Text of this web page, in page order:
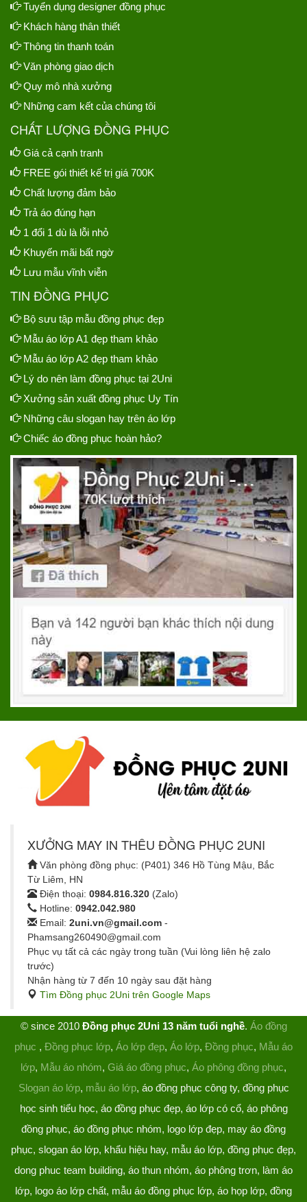
Tuyển dụng designer đồng phục
Khách hàng thân thiết
Thông tin thanh toán
Văn phòng giao dịch
Quy mô nhà xưởng
Những cam kết của chúng tôi
CHẤT LƯỢNG ĐỒNG PHỤC
Giá cả cạnh tranh
FREE gói thiết kế trị giá 700K
Chất lượng đảm bảo
Trả áo đúng hạn
1 đổi 1 dù là lỗi nhỏ
Khuyến mãi bất ngờ
Lưu mẫu vĩnh viễn
TIN ĐỒNG PHỤC
Bộ sưu tập mẫu đồng phục đẹp
Mẫu áo lớp A1 đẹp tham khảo
Mẫu áo lớp A2 đẹp tham khảo
Lý do nên làm đồng phục tại 2Uni
Xưởng sản xuất đồng phục Uy Tín
Những câu slogan hay trên áo lớp
Chiếc áo đồng phục hoàn hảo?
XƯỞNG MAY IN THÊU ĐỒNG PHỤC 2UNI
Văn phòng đồng phục: (P401) 346 Hồ Tùng Mậu, Bắc
Từ Liêm, HN
Điện thoại: 0984.816.320 (Zalo)
Hotline: 0942.042.980
Email: 2uni.vn@gmail.com -
Phamsang260490@gmail.com
Phục vụ tất cả các ngày trong tuần (Vui lòng liên hệ zalo
trước)
Nhận hàng từ 7 đến 10 ngày sau đặt hàng
Tìm Đồng phục 2Uni trên Google Maps
© since 2010 Đồng phục 2Uni 13 năm tuổi nghề. Áo đồng
phục , Đồng phục lớp, Áo lớp đẹp, Áo lớp, Đồng phục, Mẫu áo
lớp, Mẫu áo nhóm, Giá áo đồng phục, Áo phông đồng phục,
Slogan áo lớp, mẫu áo lớp, áo đồng phục công ty, đồng phục
học sinh tiểu học, áo đồng phục đẹp, áo lớp có cổ, áo phông
đồng phục, áo đồng phục nhóm, logo lớp đẹp, may áo đồng
phục, slogan áo lớp, khẩu hiệu hay, mẫu áo lớp, đồng phục đẹp,
dong phuc team building, áo thun nhóm, áo phông trơn, làm áo
lớp, logo áo lớp chất, mẫu áo đồng phục lớp, áo họp lớp, đồng